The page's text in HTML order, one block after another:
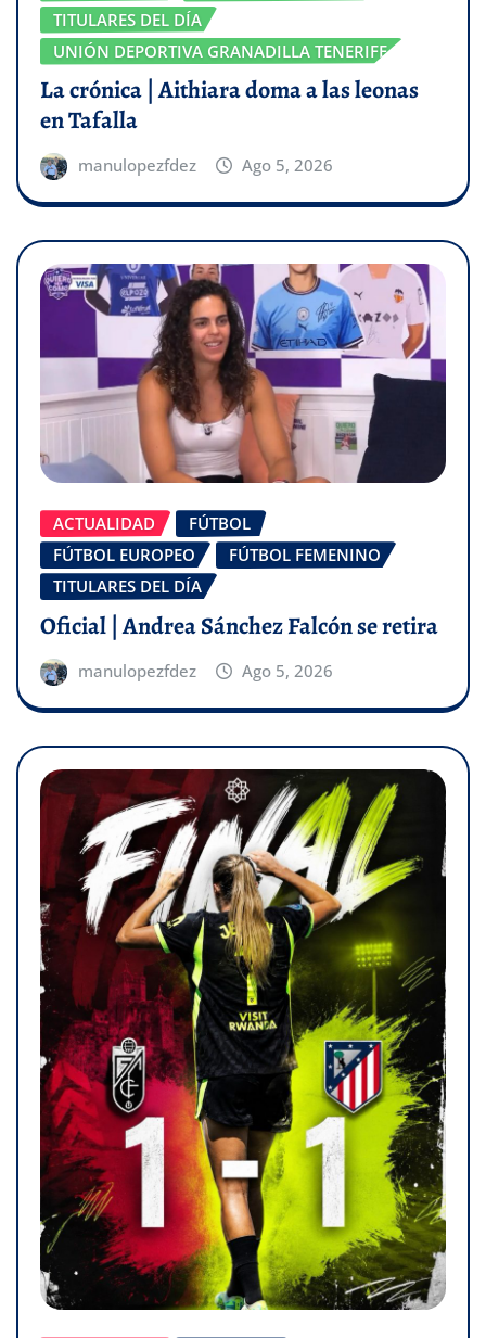
TITULARES DEL DÍA
UNIÓN DEPORTIVA GRANADILLA TENERIFE
La crónica | Aithiara doma a las leonas
en Tafalla
manulopezfdez Ago 5, 2026
ACTUALIDAD
FÚTBOL
FÚTBOL EUROPEO
FÚTBOL FEMENINO
TITULARES DEL DÍA
Oficial | Andrea Sánchez Falcón se retira
manulopezfdez Ago 5, 2026